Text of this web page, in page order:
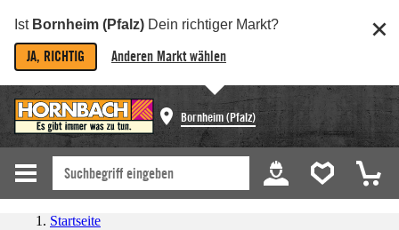
Ist Bornheim (Pfalz) Dein richtiger Markt?
JA, RICHTIG Anderen Markt wählen
Bornheim (Pfalz)
Startseite